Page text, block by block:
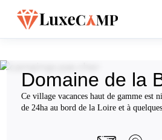
Domaine de la
Ce village vacances haut de gamme est
de 24ha au bord de la Loire et à